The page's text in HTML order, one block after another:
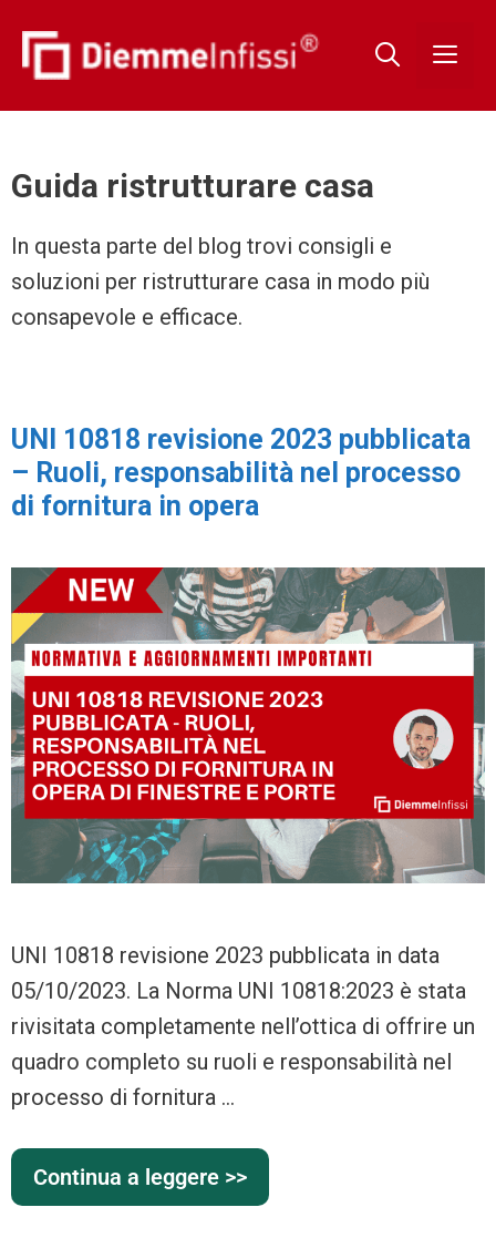
Guida ristrutturare casa
In questa parte del blog trovi consigli e
soluzioni per ristrutturare casa in modo più
consapevole e efficace.
UNI 10818 revisione 2023 pubblicata
– Ruoli, responsabilità nel processo
di fornitura in opera
UNI 10818 revisione 2023 pubblicata in data
05/10/2023. La Norma UNI 10818:2023 è stata
rivisitata completamente nell’ottica di offrire un
quadro completo su ruoli e responsabilità nel
processo di fornitura …
Continua a leggere >>